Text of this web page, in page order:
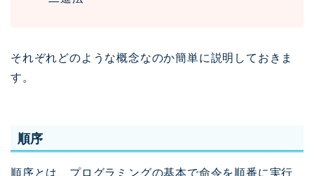
それぞれどのような概念なのか簡単に説明しておきま
す。
順序
順序とは、プログラミングの基本で命令を順番に実行